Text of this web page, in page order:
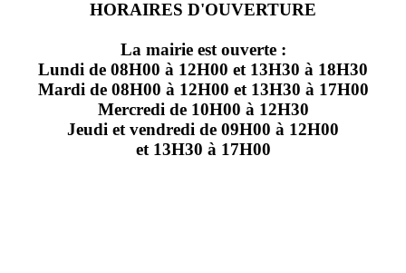
HORAIRES D'OUVERTURE
La mairie est ouverte :
Lundi de 08H00 à 12H00 et 13H30 à 18H30
Mardi de 08H00 à 12H00 et 13H30 à 17H00
Mercredi de 10H00 à 12H30
Jeudi et vendredi de 09H00 à 12H00
et 13H30 à 17H00